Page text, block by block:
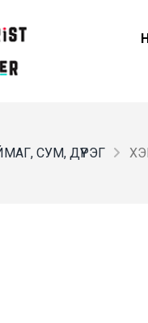
СУМ, ДҮҮРЭГ